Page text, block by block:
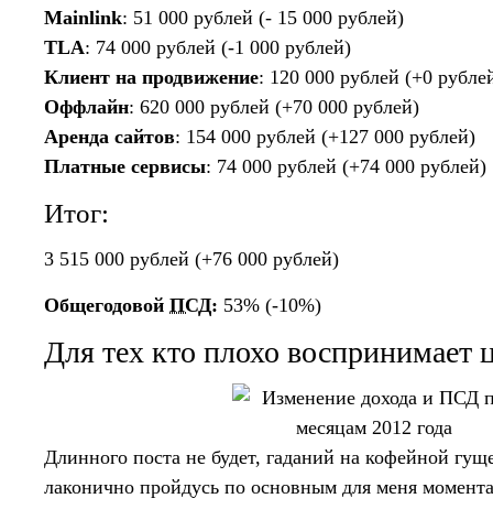
Mainlink: 51 000 рублей (- 15 000 рублей)
TLA: 74 000 рублей (-1 000 рублей)
Клиент на продвижение: 120 000 рублей (+0
Оффлайн: 620 000 рублей (+70 000 рублей)
Аренда сайтов: 154 000 рублей (+127 000 рублей)
Платные сервисы: 74 000 рублей (+74 000 рублей)
Итог:
3 515 000 рублей (+76 000 рублей)
Общегодовой ПСД: 53% (-10%)
Для тех кто плохо воспринимает
Длинного поста не будет, гаданий на кофейной
лаконично пройдусь по основным для меня